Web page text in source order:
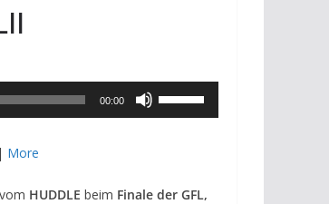
00:00
Pfeiltasten
Hoch/Runter
die
| More
vom HUDDLE beim Finale der GFL,